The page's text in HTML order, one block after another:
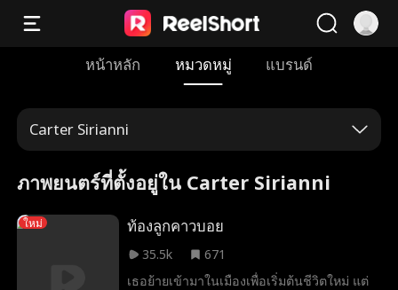
หน้าหลัก หมวดหมู่ แบรนด์
Carter Sirianni
ภาพยนตร์ที่ตั้งอยู่ใน Carter Sirianni
ใหม่ ท้องลูกคาวบอย
35.5k
671
เธอย้ายเข้ามาในเมืองเพื่อเริ่มต้นชีวิตใหม่ แต่